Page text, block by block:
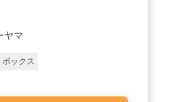
ヤマ
ックス